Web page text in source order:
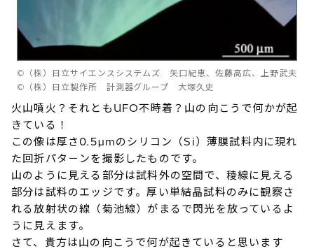
©（株）日立サイエンスシステムズ 矢口紀恵、佐藤高広、上野武夫
©（株）日立製作所 計測器グループ 大塚久史
火山噴火？それともUFO不時着？山の向こうで何かが起
きている！
この像は厚さ0.5µmのシリコン（Si）薄膜試料内に現れ
た回折パタ－ンを撮影したものです。
山のように見える部分は試料外の空間で、稜線に見える
部分は試料のエッジです。厚い単結晶試料のみに観察さ
れる放射状の線（菊池線）がまるで閃光を放っているよ
うに見えます。
さて、貴方は山の向こうで何が起きていると思います